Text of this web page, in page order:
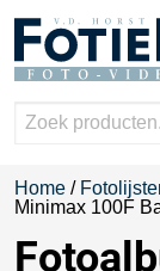
Home /
Minimax 100F